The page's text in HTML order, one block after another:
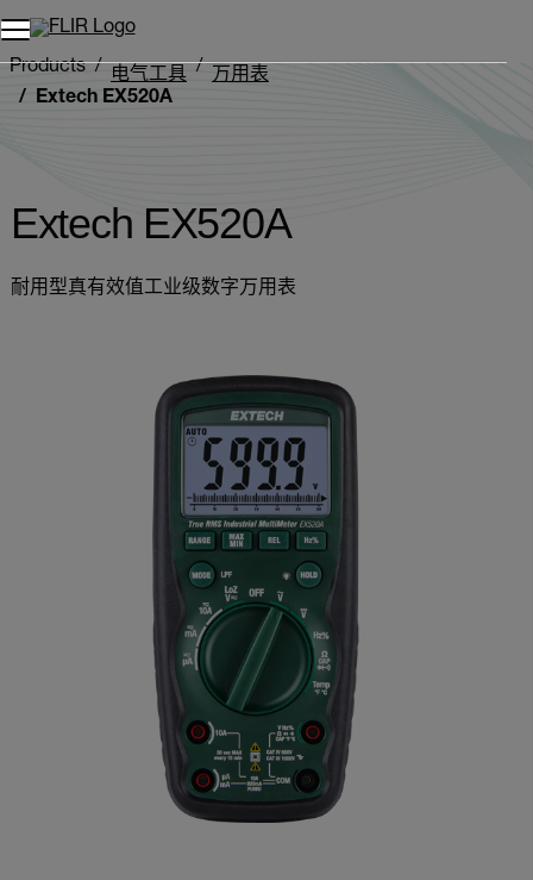
Products 电气工具
万用表
Extech EX520A
Extech EX520A
耐用型真有效值工业级数字万用表